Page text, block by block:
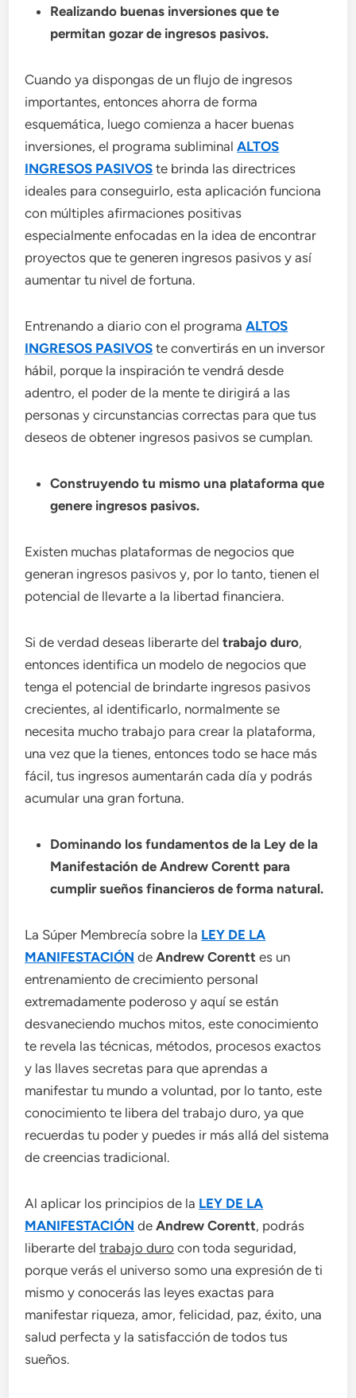
Realizando buenas inversiones que te
permitan gozar de ingresos pasivos.
Cuando ya dispongas de un flujo de ingresos
importantes, entonces ahorra de forma
esquemática, luego comienza a hacer buenas
inversiones, el programa subliminalALTOS
INGRESOS PASIVOS te brinda las directrices
ideales para conseguirlo, esta aplicación funciona
con múltiples afirmaciones positivas
especialmente enfocadas en la idea de encontrar
proyectos que te generen ingresos pasivos y así
aumentar tu nivel de fortuna.
Entrenando a diario con el programaALTOS
INGRESOS PASIVOS te convertirás en un inversor
hábil, porque la inspiración te vendrá desde
adentro, el poder de la mente te dirigirá a las
personas y circunstancias correctas para que tus
deseos de obtener ingresos pasivos se cumplan.
Construyendo tu mismo una plataforma que
genere ingresos pasivos.
Existen muchas plataformas de negocios que
generan ingresos pasivos y, por lo tanto, tienen el
potencial de llevarte a la libertad financiera.
Si de verdad deseas liberarte deltrabajo duro,
entonces identifica un modelo de negocios que
tenga el potencial de brindarte ingresos pasivos
crecientes, al identificarlo, normalmente se
necesita mucho trabajo para crear la plataforma,
una vez que la tienes, entonces todo se hace más
fácil, tus ingresos aumentarán cada día y podrás
acumular una gran fortuna.
Dominando los fundamentos de la Ley de la
Manifestación de Andrew Corentt para
cumplir sueños financieros de forma natural.
La Súper Membrecía sobre la LEY DE LA
MANIFESTACIÓN deAndrew Corentt es un
entrenamiento de crecimiento personal
extremadamente poderoso y aquí se están
desvaneciendo muchos mitos, este conocimiento
te revela las técnicas, métodos, procesos exactos
y las llaves secretas para que aprendas a
manifestar tu mundo a voluntad, por lo tanto, este
conocimiento te libera del trabajo duro, ya que
recuerdas tu poder y puedes ir más allá del sistema
de creencias tradicional.
Al aplicar los principios de la LEY DE LA
MANIFESTACIÓN deAndrew Corentt, podrás
liberarte deltrabajo duro con toda seguridad,
porque verás el universo somo una expresión de ti
mismo y conocerás las leyes exactas para
manifestar riqueza, amor, felicidad, paz, éxito, una
salud perfecta y la satisfacción de todos tus
sueños.